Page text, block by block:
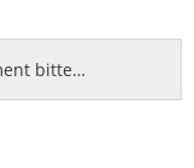
bitte…